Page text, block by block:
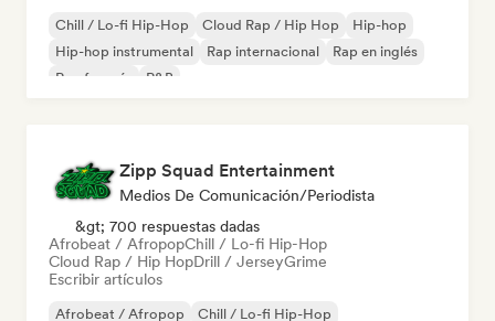
Chill / Lo-fi Hip-Hop Cloud Rap / Hip Hop
Hip-hop
Hip-hop instrumental
Rap internacional
Rap en inglés
Rap francés
R&B
Zipp Squad Entertainment
Medios De Comunicación/Periodista
&gt; 700 respuestas dadas
Afrobeat / AfropopChill / Lo-fi Hip-Hop
Cloud Rap / Hip HopDrill / JerseyGrime
Escribir artículos
Afrobeat / Afropop
Chill / Lo-fi Hip-Hop